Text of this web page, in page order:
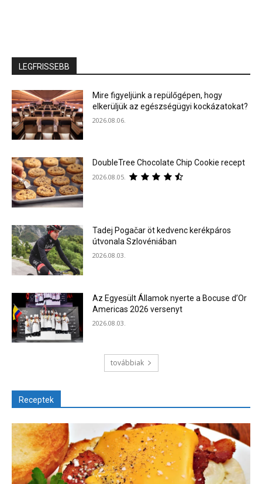
LEGFRISSEBB
Mire figyeljünk a repülőgépen, hogy
elkerüljük az egészségügyi kockázatokat?
2026.08.06.
DoubleTree Chocolate Chip Cookie recept
2026.08.05.
Tadej Pogačar öt kedvenc kerékpáros
útvonala Szlovéniában
2026.08.03.
Az Egyesült Államok nyerte a Bocuse d’Or
Americas 2026 versenyt
2026.08.03.
továbbiak
Receptek